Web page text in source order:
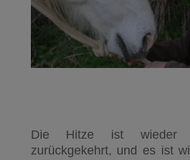
Die Hitze ist wieder
zurückgekehrt, und es ist